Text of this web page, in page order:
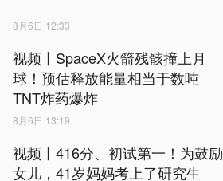
8月6日 12:33
视频丨SpaceX火箭残骸撞上月
球！预估释放能量相当于数吨
TNT炸药爆炸
8月6日 13:19
视频丨416分、初试第一！为鼓励
女儿，41岁妈妈考上了研究生